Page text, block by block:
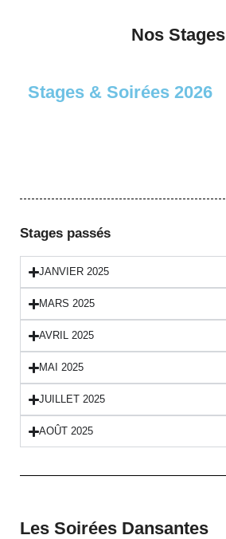
Nos Stages
Stages & Soirées 2026
Stages passés
JANVIER 2025
MARS 2025
AVRIL 2025
MAI 2025
JUILLET 2025
AOÛT 2025
Les Soirées Dansantes